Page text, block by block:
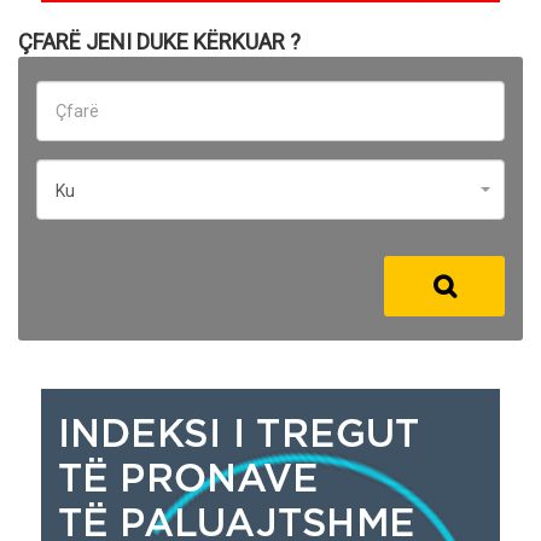
ÇFARË JENI DUKE KËRKUAR ?
Ku